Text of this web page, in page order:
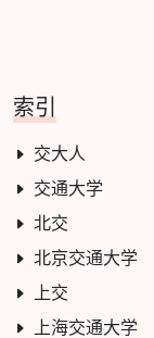
索引
交大人
交通大学
北交
北京交通大学
上交
上海交通大学